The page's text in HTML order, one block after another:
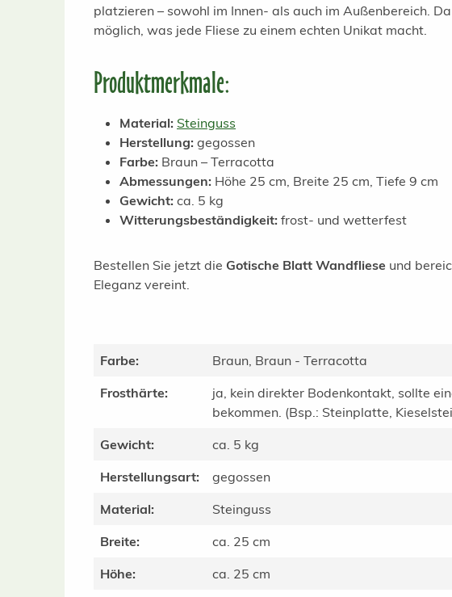
platzieren – sowohl im Innen- als auch im Außenbereich.
möglich, was jede Fliese zu einem echten Unikat macht.
Produktmerkmale:
Material: Steinguss
Herstellung: gegossen
Farbe: Braun – Terracotta
Abmessungen: Höhe 25 cm, Breite 25 cm, Tiefe 9 cm
Gewicht: ca. 5 kg
Witterungsbeständigkeit: frost- und wetterfest
Bestellen Sie jetzt die Gotische Blatt Wandfliese und
Eleganz vereint.
Farbe:
Braun, Braun - Terracotta
Frosthärte:
ja, kein direkter Bodenkontakt, sollte
bekommen. (Bsp.: Steinplatte,
Gewicht:
ca. 5 kg
Herstellungsart:
gegossen
Material:
Steinguss
Breite:
ca. 25 cm
Höhe:
ca. 25 cm